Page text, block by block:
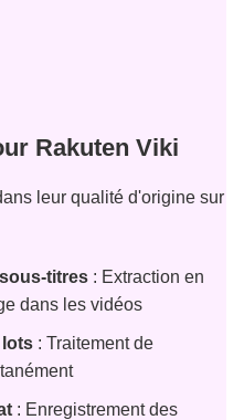
Rakuten Viki
leur qualité d'origine sur
titres : Extraction en
dans les vidéos
lots : Traitement de
: Enregistrement des